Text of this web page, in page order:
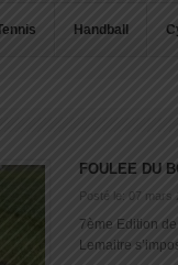
Handball
FOULEE DU
Posté le: 07 mars
7ème Edition
Lemaitre